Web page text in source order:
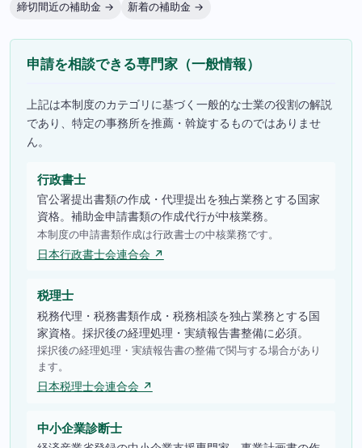
締切間近の補助金 →
新着の補助金 →
申請を相談できる専門家（一般情報）
上記は本制度のカテゴリに基づく一般的な士業の役割の解説
であり、特定の事務所を推薦・斡旋するものではありませ
ん。
行政書士
官公署提出書類の作成・代理提出を独占業務とする国家
資格。補助金申請書類の作成代行が中核業務。
本制度の申請書類作成は行政書士の中核業務です。
日本行政書士会連合会 ↗
税理士
税務代理・税務書類作成・税務相談を独占業務とする国
家資格。採択後の経理処理・実績報告書整備に必須。
採択後の経理処理・実績報告書の整備で関与する場合があり
ます。
日本税理士会連合会 ↗
中小企業診断士